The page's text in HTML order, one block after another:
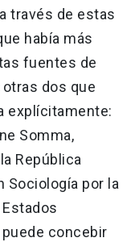
través de estas
había más
fuentes de
dos que
explícitamente:
Somma,
República
Sociología por la
concebir